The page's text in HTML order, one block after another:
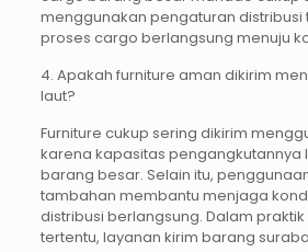
menggunakan pengaturan
proses cargo berlangsung menuju
4. Apakah furniture aman dikirim
laut?
Furniture cukup sering dikirim
karena kapasitas pengangkutannya
barang besar. Selain itu,
tambahan membantu menjaga
distribusi berlangsung. Dalam
tertentu, layanan kirim barang